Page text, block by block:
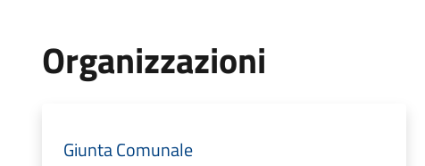
Organizzazioni
Giunta Comunale